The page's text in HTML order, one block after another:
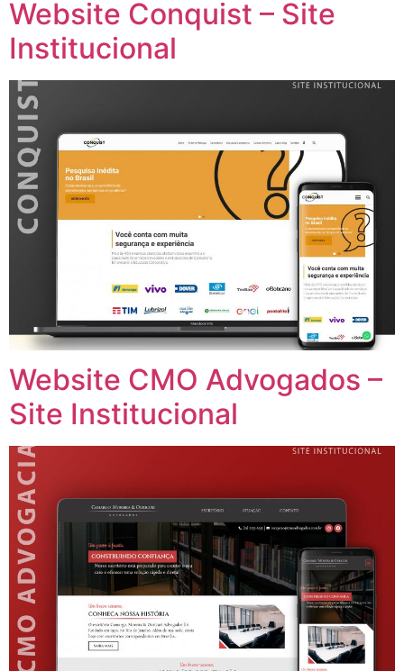
Website Conquist – Site
Institucional
Website CMO Advogados –
Site Institucional